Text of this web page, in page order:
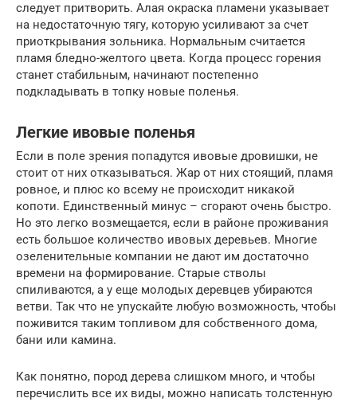
следует притворить. Алая окраска пламени указывает
на недостаточную тягу, которую усиливают за счет
приоткрывания зольника. Нормальным считается
пламя бледно-желтого цвета. Когда процесс горения
станет стабильным, начинают постепенно
подкладывать в топку новые поленья.
Легкие ивовые поленья
Если в поле зрения попадутся ивовые дровишки, не
стоит от них отказываться. Жар от них стоящий, пламя
ровное, и плюс ко всему не происходит никакой
копоти. Единственный минус – сгорают очень быстро.
Но это легко возмещается, если в районе проживания
есть большое количество ивовых деревьев. Многие
озеленительные компании не дают им достаточно
времени на формирование. Старые стволы
спиливаются, а у еще молодых деревцев убираются
ветви. Так что не упускайте любую возможность, чтобы
поживится таким топливом для собственного дома,
бани или камина.
Как понятно, пород дерева слишком много, и чтобы
перечислить все их виды, можно написать толстенную